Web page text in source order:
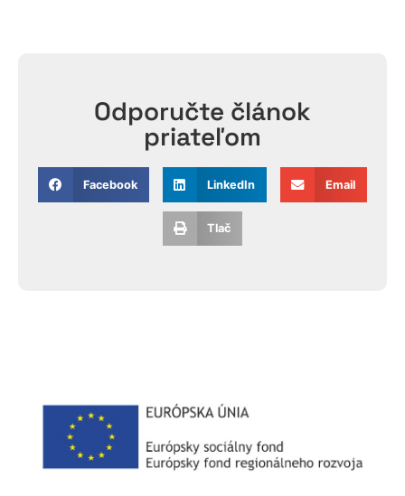
Odporučte článok
priateľom
Facebook LinkedIn Email
Tlač